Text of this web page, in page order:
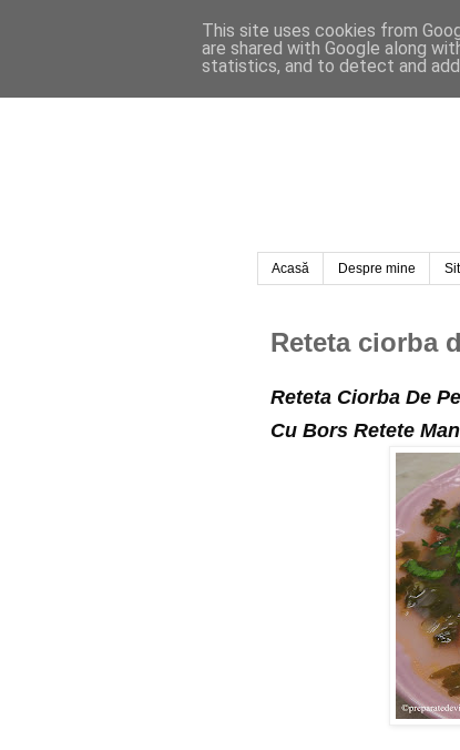
Acasă Despre mine
Reteta ciorba
Reteta Ciorba De
Cu Bors Retete
This site uses cookies from
are shared with Google along
statistics, and to detect and